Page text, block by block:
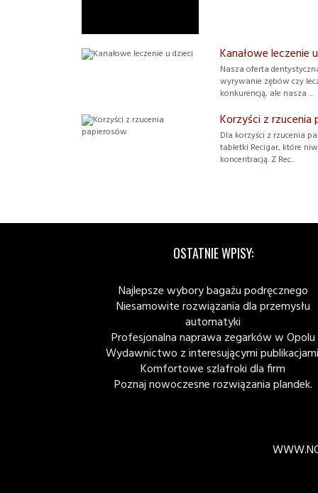
Kanałowe leczenie
Nasza oferta
wyrywanie zębów czy
konkurencją, ale nasza ...
Korzyści z rzucenia
Dla korzyści z rzucenia
tabletki Recigar, które
koncentracją. Z Rec...
OSTATNIE WPISY:
Najlepsze wybory bagażu podręcznego
Niesamowite rozwiązania dla przemysłu
automatyki
Profesjonalna naprawa zegarków w Opolu
Wydawnictwo z interesującymi
Komfortowe szlafroki dla firm
Poznaj nowoczesne rozwiązania plandek.